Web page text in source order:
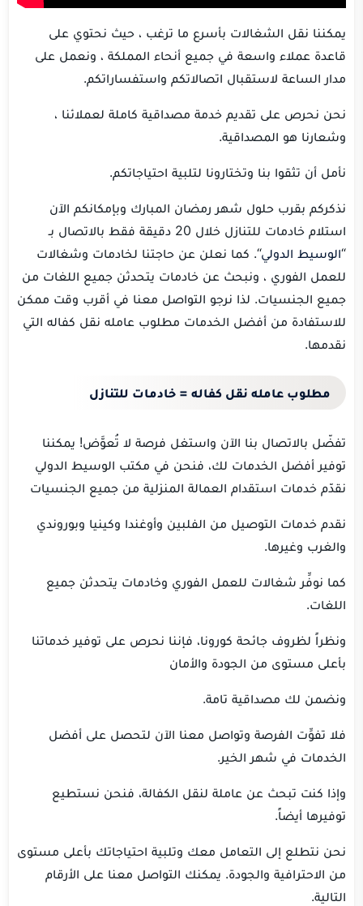
يمكننا نقل الشغالات بأسرع ما ترغب ، حيث نحتوي على
قاعدة عملاء واسعة في جميع أنحاء المملكة ، ونعمل على
مدار الساعة لاستقبال اتصالاتكم واستفساراتكم.
نحن نحرص على تقديم خدمة مصداقية كاملة لعملائنا ،
وشعارنا هو المصداقية.
نأمل أن تثقوا بنا وتختارونا لتلبية احتياجاتكم.
نذكركم بقرب حلول شهر رمضان المبارك وبإمكانكم الآن
استلام خادمات للتنازل خلال 20 دقيقة فقط بالاتصال بـ
“الوسيط الدولي“. كما نعلن عن حاجتنا لخادمات وشغالات
للعمل الفوري ، ونبحث عن خادمات يتحدثن جميع اللغات من
جميع الجنسيات. لذا نرجو التواصل معنا في أقرب وقت ممكن
للاستفادة من أفضل الخدمات مطلوب عامله نقل كفاله التي
نقدمها.
مطلوب عامله نقل كفاله = خادمات للتنازل
تفضّل بالاتصال بنا الآن واستغل فرصة لا تُعوَّض! يمكننا
توفير أفضل الخدمات لك، فنحن في مكتب الوسيط الدولي
نقدّم خدمات استقدام العمالة المنزلية من جميع الجنسيات
نقدم خدمات التوصيل من الفلبين وأوغندا وكينيا وبوروندي
والغرب وغيرها.
كما نوفِّر شغالات للعمل الفوري وخادمات يتحدثن جميع
اللغات.
ونظراً لظروف جائحة كورونا، فإننا نحرص على توفير خدماتنا
بأعلى مستوى من الجودة والأمان
ونضمن لك مصداقية تامة.
فلا تفوِّت الفرصة وتواصل معنا الآن لتحصل على أفضل
الخدمات في شهر الخير.
وإذا كنت تبحث عن عاملة لنقل الكفالة، فنحن نستطيع
توفيرها أيضاً.
نحن نتطلع إلى التعامل معك وتلبية احتياجاتك بأعلى مستوى
من الاحترافية والجودة. يمكنك التواصل معنا على الأرقام
التالية.